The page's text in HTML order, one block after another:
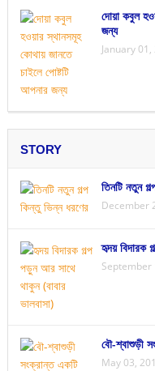
দোয়া কবুল
জন্য
January 01,
STORY
তিনটি নতুন
December
হৃদয় বিদারক
September
বৌ-শ্বাশুড়ী
May 03,